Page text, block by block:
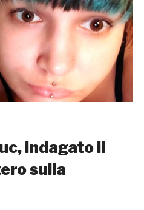
indagato il
sulla